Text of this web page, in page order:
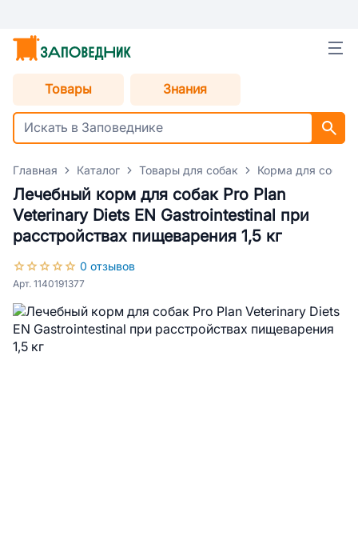
Товары Знания
Главная Каталог Товары для собак Корма для собак
Лечебный корм для собак Pro Plan
Veterinary Diets EN Gastrointestinal при
расстройствах пищеварения 1,5 кг
0 отзывов
Арт. 1140191377